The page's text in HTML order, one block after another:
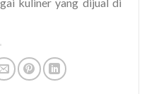
kuliner yang dijual di